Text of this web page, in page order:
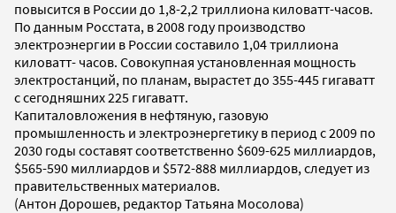
повысится в России до 1,8-2,2 триллиона киловатт-часов.
По данным Росстата, в 2008 году производство
электроэнергии в России составило 1,04 триллиона
киловатт- часов. Совокупная установленная мощность
электростанций, по планам, вырастет до 355-445 гигаватт
с сегодняшних 225 гигаватт.
Капиталовложения в нефтяную, газовую
промышленность и электроэнергетику в период с 2009 по
2030 годы составят соответственно $609-625 миллиардов,
$565-590 миллиардов и $572-888 миллиардов, следует из
правительственных материалов.
(Антон Дорошев, редактор Татьяна Мосолова)